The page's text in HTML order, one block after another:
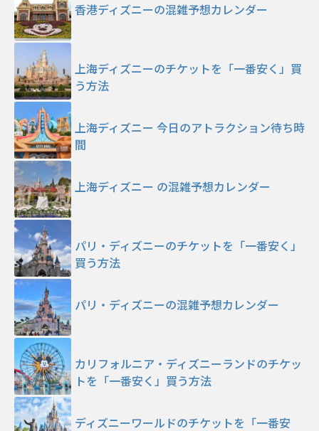
香港ディズニーの混雑予想カレンダー
上海ディズニーのチケットを「一番安く」買
う方法
上海ディズニー 今日のアトラクション待ち時
間
上海ディズニー の混雑予想カレンダー
パリ・ディズニーのチケットを「一番安く」
買う方法
パリ・ディズニーの混雑予想カレンダー
カリフォルニア・ディズニーランドのチケッ
トを「一番安く」買う方法
ディズニーワールドのチケットを「一番安